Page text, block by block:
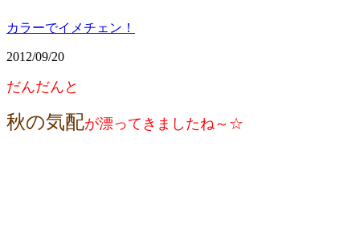
カラーでイメチェン！
2012/09/20
だんだんと
秋の気配が漂ってきましたね～☆